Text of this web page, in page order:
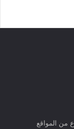
من المواقع